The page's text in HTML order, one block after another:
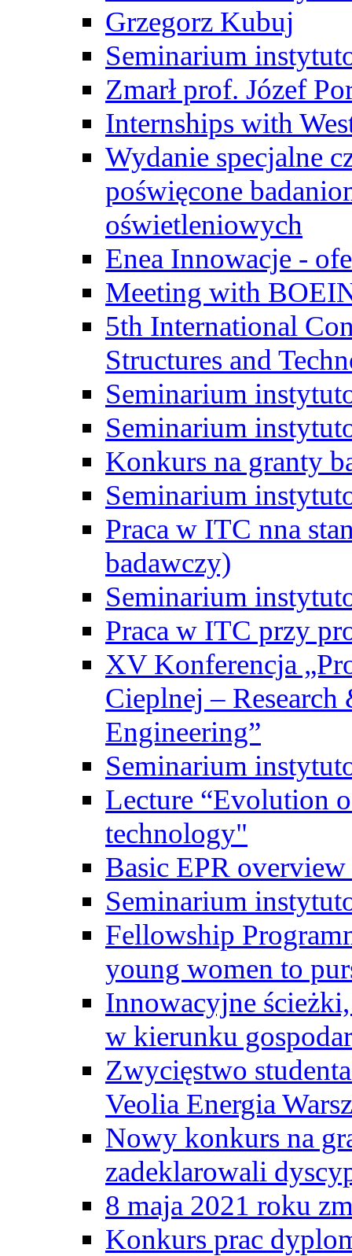
Grzegorz Kubuj
Seminarium
Zmarł prof. Józef
Internships with
Wydanie specjalne
poświęcone
oświetleniowych
Enea Innowacje -
Meeting with
5th International
Structures and
Seminarium
Seminarium
Konkurs na granty
Seminarium
Praca w ITC nna
badawczy)
Seminarium
Praca w ITC przy
XV Konferencja
Cieplnej –
Engineering”
Seminarium
Lecture “Evolution
technology"
Basic EPR overview
Seminarium
Fellowship
young women to
Innowacyjne
w kierunku
Zwycięstwo
Veolia Energia
Nowy konkurs na
zadeklarowali
8 maja 2021 roku
Konkurs prac